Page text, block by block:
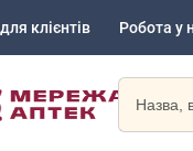
клієнтів Робота у